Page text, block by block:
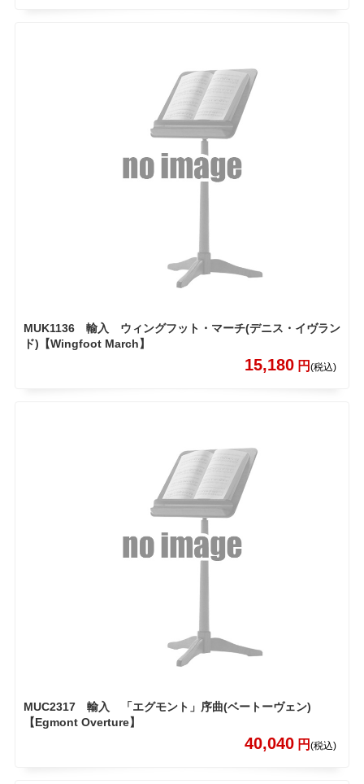
MUK1136 輸入 ウィングフット・マーチ(デニス・イヴラン
ド)【Wingfoot March】
15,180 円(税込)
MUC2317 輸入 「エグモント」序曲(ベートーヴェン)
【Egmont Overture】
40,040 円(税込)